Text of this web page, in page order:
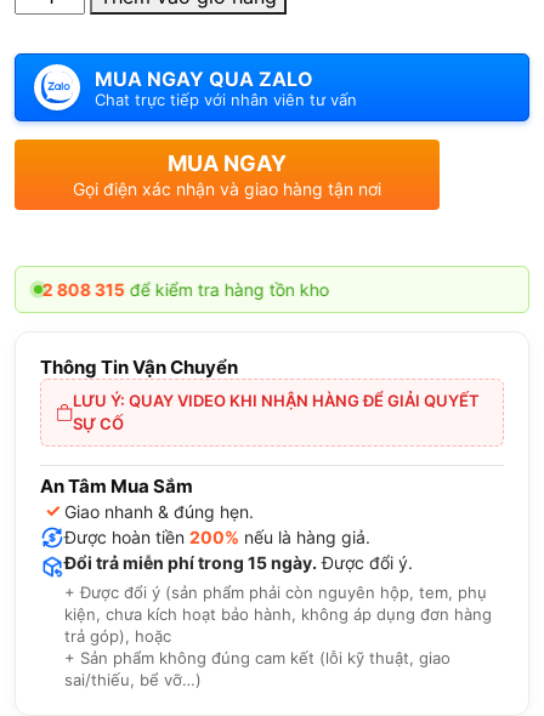
lượng
MUA NGAY QUA ZALO
Chat trực tiếp với nhân viên tư vấn
MUA NGAY
Gọi điện xác nhận và giao hàng tận nơi
315để kiểm tra hàng tồn kho
Thông Tin Vận Chuyển
LƯU Ý: QUAY VIDEO KHI NHẬN HÀNG ĐỂ GIẢI QUYẾT
SỰ CỐ
An Tâm Mua Sắm
✓ Giao nhanh & đúng hẹn.
Được hoàn tiền 200% nếu là hàng giả.
Đổi trả miễn phí trong 15 ngày. Được đổi ý.
+ Được đổi ý (sản phẩm phải còn nguyên hộp, tem, phụ
kiện, chưa kích hoạt bảo hành, không áp dụng đơn hàng
trả góp), hoặc
+ Sản phẩm không đúng cam kết (lỗi kỹ thuật, giao
sai/thiếu, bể vỡ…)